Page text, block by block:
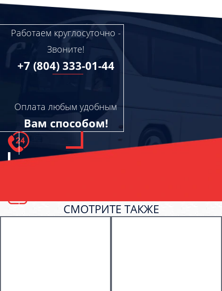
Работаем круглосуточно -
Звоните!
+7 (804) 333-01-44
Оплата любым удобным
Вам способом!
СМОТРИТЕ ТАКЖЕ